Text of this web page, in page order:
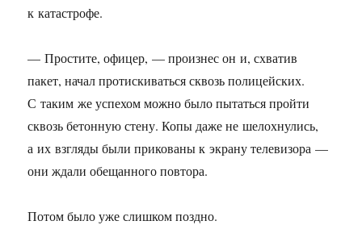
к катастрофе.
— Простите, офицер, — произнес он и, схватив
пакет, начал протискиваться сквозь полицейских.
С таким же успехом можно было пытаться пройти
сквозь бетонную стену. Копы даже не шелохнулись,
а их взгляды были прикованы к экрану телевизора —
они ждали обещанного повтора.
Потом было уже слишком поздно.